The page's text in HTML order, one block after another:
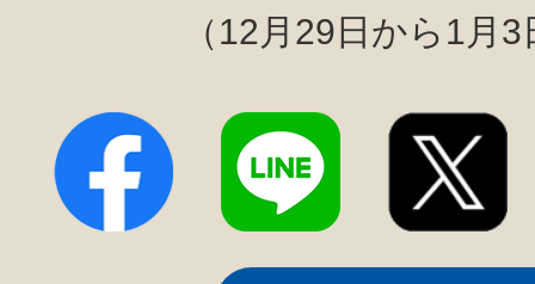
（12月29日から1月